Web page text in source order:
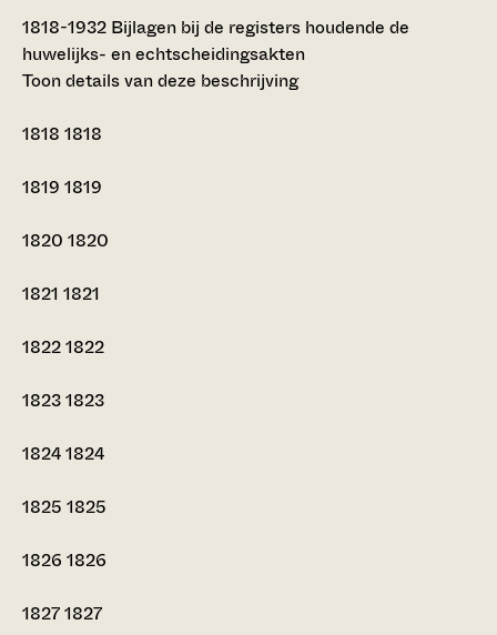
1818-1932 Bijlagen bij de registers houdende de
huwelijks- en echtscheidingsakten
Toon details van deze beschrijving
1818 1818
1819 1819
1820 1820
1821 1821
18221822
18231823
18241824
1825 1825
1826 1826
18271827